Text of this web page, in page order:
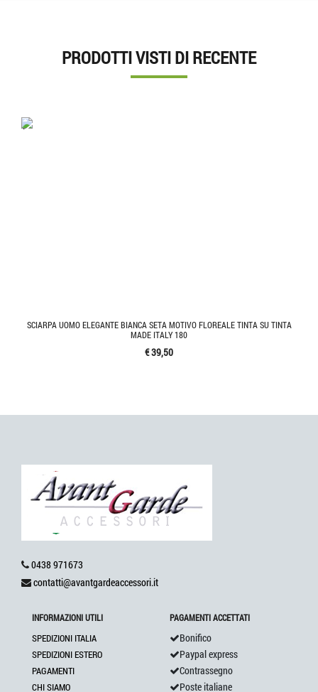
PRODOTTI VISTI DI RECENTE
'.'
SCIARPA UOMO ELEGANTE BIANCA SETA MOTIVO FLOREALE TINTA SU TINTA
MADE ITALY 180
€ 39,50
0438 971673
contatti@avantgardeaccessori.it
INFORMAZIONI UTILI
SPEDIZIONI ITALIA
SPEDIZIONI ESTERO
PAGAMENTI
CHI SIAMO
PAGAMENTI ACCETTATI
Bonifico
Paypal express
Contrassegno
Poste italiane